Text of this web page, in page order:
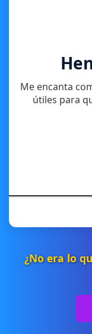
Me encanta
útiles para
¿No era lo